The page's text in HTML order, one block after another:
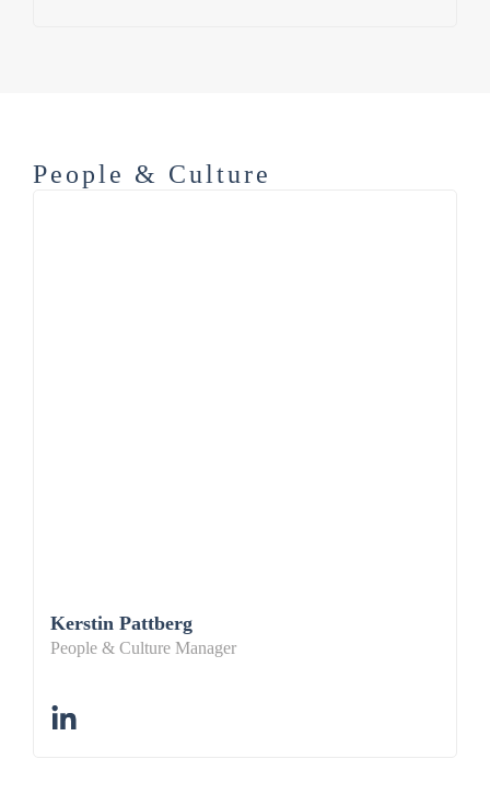
People & Culture
Kerstin Pattberg
People & Culture Manager